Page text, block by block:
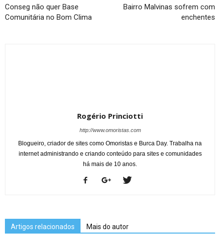
Conseg não quer Base
Comunitária no Bom Clima
Bairro Malvinas sofrem com
enchentes
Rogério Princiotti
http://www.omoristas.com
Blogueiro, criador de sites como Omoristas e Burca Day. Trabalha na
internet administrando e criando conteúdo para sites e comunidades
há mais de 10 anos.
Artigos relacionados Mais do autor